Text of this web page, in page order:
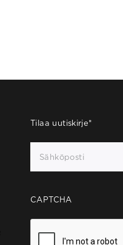
Tilaa uutiskirje*
CAPTCHA